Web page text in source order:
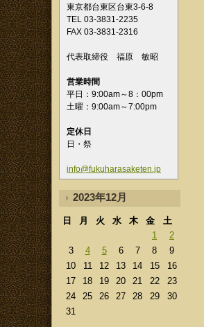
東京都台東区台東3-6-8
TEL 03-3831-2235
FAX 03-3831-2316
代表取締役 福原 敏昭
営業時間
平日：9:00am～8：00pm
土曜：9:00am～7:00pm
定休日
日・祭
info@fukuharasaketen.jp
2023年12月
日 月 火 水 木 金
土
1
2
3
4 5 6 7 8
9
10
11 12 13 14 15
16
17
18 19 20 21 22
23
24
25 26 27 28 29
30
31